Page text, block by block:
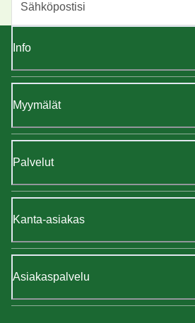
Info
Myymälät
Palvelut
Kanta-asiakas
Asiakaspalvelu